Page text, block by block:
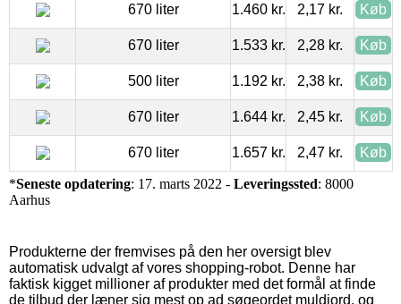
670 liter 1.460 kr. 2,17 kr. Køb
670 liter 1.533 kr. 2,28 kr. Køb
500 liter 1.192 kr. 2,38 kr. Køb
670 liter 1.644 kr. 2,45 kr. Køb
670 liter 1.657 kr. 2,47 kr. Køb
*Seneste opdatering: 17. marts 2022 - Leveringssted: 8000
Aarhus
Produkterne der fremvises på den her oversigt blev
automatisk udvalgt af vores shopping-robot. Denne har
faktisk kigget millioner af produkter med det formål at finde
de tilbud der læner sig mest op ad søgeordet muldjord, og